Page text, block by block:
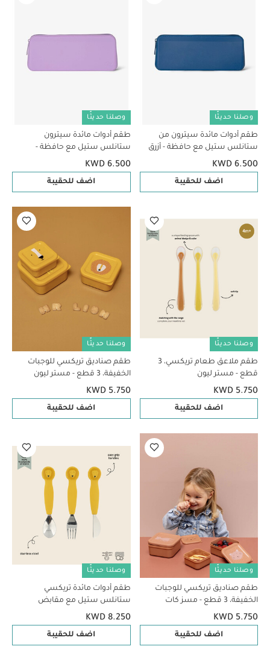
وصلنا حديثًا
طقم أدوات مائدة سيترون من
ستانلس ستيل مع حافظة - أزرق
KWD 6.500
اضف للحقيبة
وصلنا حديثًا
طقم أدوات مائدة سيترون
ستانلس ستيل مع حافظة -
بنفسجي
KWD 6.500
اضف للحقيبة
وصلنا حديثًا
طقم ملاعق طعام تريكسي، 3
قطع - مستر ليون
KWD 5.750
اضف للحقيبة
وصلنا حديثًا
طقم صناديق تريكسي للوجبات
الخفيفة، 3 قطع - مستر ليون
KWD 5.750
اضف للحقيبة
وصلنا حديثًا
طقم صناديق تريكسي للوجبات
الخفيفة، 3 قطع - مسز كات
KWD 5.750
اضف للحقيبة
وصلنا حديثًا
طقم أدوات مائدة تريكسي
ستانلس ستيل مع مقابض
سيليكون - مستر ليون
KWD 8.250
اضف للحقيبة